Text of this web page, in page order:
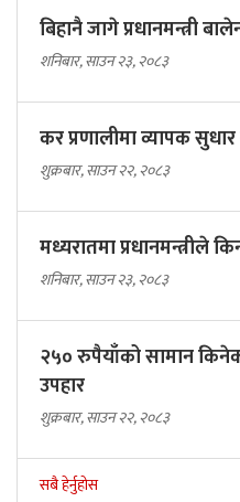
बिहानै जागे प्रधानमन्त्री
शनिबार, साउन २३, २०८३
कर प्रणालीमा व्यापक
शुक्रबार, साउन २२, २०८३
मध्यरातमा प्रधानमन्त्रीले
शनिबार, साउन २३, २०८३
२५० रुपैयाँको सामान
उपहार
शुक्रबार, साउन २२, २०८३
सबै हेर्नुहोस